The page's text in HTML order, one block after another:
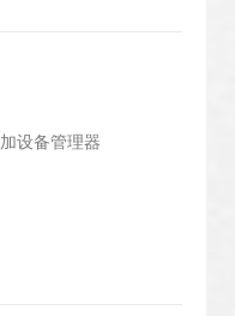
设备管理器